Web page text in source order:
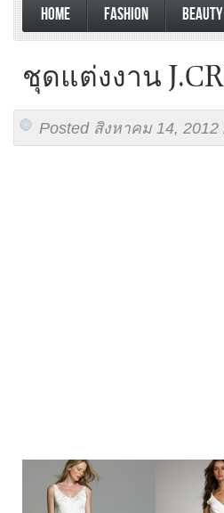
HOME FASHION BEAUTY
ชุดแต่งงาน
Posted สิงหาคม 14, 2012